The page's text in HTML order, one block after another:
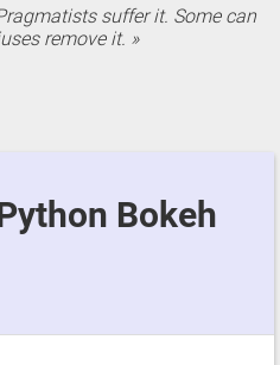
suffer it. Some can
remove it.
Bokeh